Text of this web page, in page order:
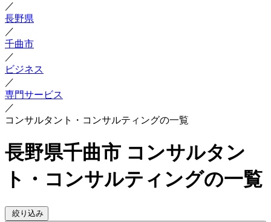
／
長野県
／
千曲市
／
ビジネス
／
専門サービス
／
コンサルタント・コンサルティングの一覧
長野県千曲市 コンサルタン
ト・コンサルティングの一覧
絞り込み